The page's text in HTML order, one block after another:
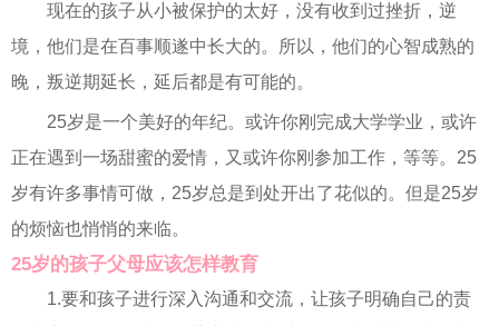
现在的孩子从小被保护的太好，没有收到过挫折，逆
境，他们是在百事顺遂中长大的。所以，他们的心智成熟的
晚，叛逆期延长，延后都是有可能的。
25岁是一个美好的年纪。或许你刚完成大学学业，或许
正在遇到一场甜蜜的爱情，又或许你刚参加工作，等等。25
岁有许多事情可做，25岁总是到处开出了花似的。但是25岁
的烦恼也悄悄的来临。
25岁的孩子父母应该怎样教育
1.要和孩子进行深入沟通和交流，让孩子明确自己的责